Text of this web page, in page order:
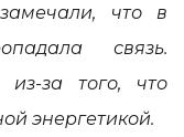
что в
связь.
из-за того, что
энергетикой.